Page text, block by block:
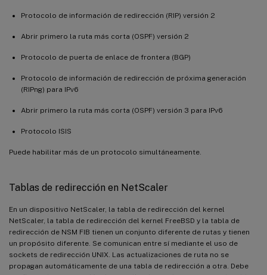
Protocolo de información de redirección (RIP) versión 2
Abrir primero la ruta más corta (OSPF) versión 2
Protocolo de puerta de enlace de frontera (BGP)
Protocolo de información de redirección de próxima generación
(RIPng) para IPv6
Abrir primero la ruta más corta (OSPF) versión 3 para IPv6
Protocolo ISIS
Puede habilitar más de un protocolo simultáneamente.
Tablas de redirección en NetScaler
En un dispositivo NetScaler, la tabla de redirección del kernel
NetScaler, la tabla de redirección del kernel FreeBSD y la tabla de
redirección de NSM FIB tienen un conjunto diferente de rutas y tienen
un propósito diferente. Se comunican entre sí mediante el uso de
sockets de redirección UNIX. Las actualizaciones de ruta no se
propagan automáticamente de una tabla de redirección a otra. Debe